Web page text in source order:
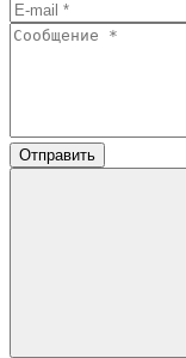
Отправить